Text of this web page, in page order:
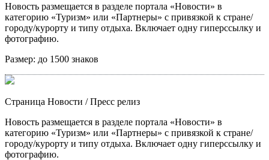
Новость размещается в разделе портала «Новости» в
категорию «Туризм» или «Партнеры» с привязкой к стране/
городу/курорту и типу отдыха. Включает одну гиперссылку и
фотографию.
Размер: до 1500 знаков
Страница Новости / Пресс релиз
Новость размещается в разделе портала «Новости» в
категорию «Туризм» или «Партнеры» с привязкой к стране/
городу/курорту и типу отдыха. Включает одну гиперссылку и
фотографию.